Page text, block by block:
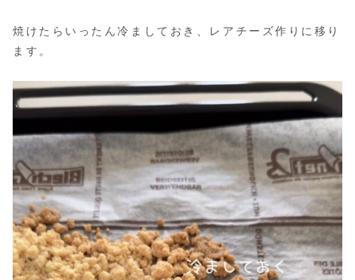
焼けたらいったん冷ましておき、レアチーズ作りに移り
ます。